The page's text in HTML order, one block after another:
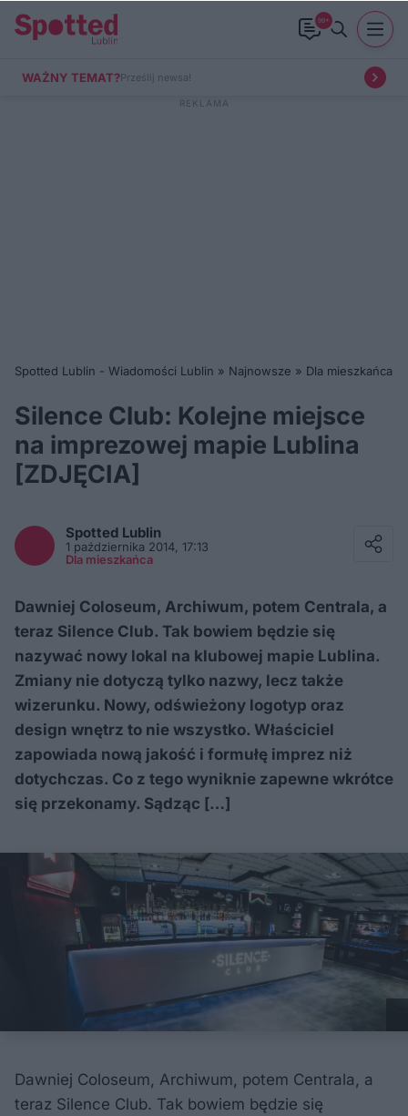
99+
WAŻNY TEMAT?Prześlij newsa!
Spotted Lublin - Wiadomości Lublin » Najnowsze » Dla mieszkańca
Silence Club: Kolejne miejsce
na imprezowej mapie Lublina
[ZDJĘCIA]
Spotted Lublin
1 października 2014, 17:13
Dla mieszkańca
Dawniej Coloseum, Archiwum, potem Centrala, a
teraz Silence Club. Tak bowiem będzie się
nazywać nowy lokal na klubowej mapie Lublina.
Zmiany nie dotyczą tylko nazwy, lecz także
wizerunku. Nowy, odświeżony logotyp oraz
design wnętrz to nie wszystko. Właściciel
zapowiada nową jakość i formułę imprez niż
dotychczas. Co z tego wyniknie zapewne wkrótce
się przekonamy. Sądząc […]
Dawniej Coloseum, Archiwum, potem Centrala, a
teraz Silence Club. Tak bowiem będzie się